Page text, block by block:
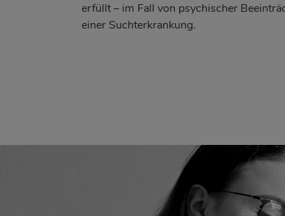
erfüllt – im Fall von psychischer
einer Suchterkrankung.